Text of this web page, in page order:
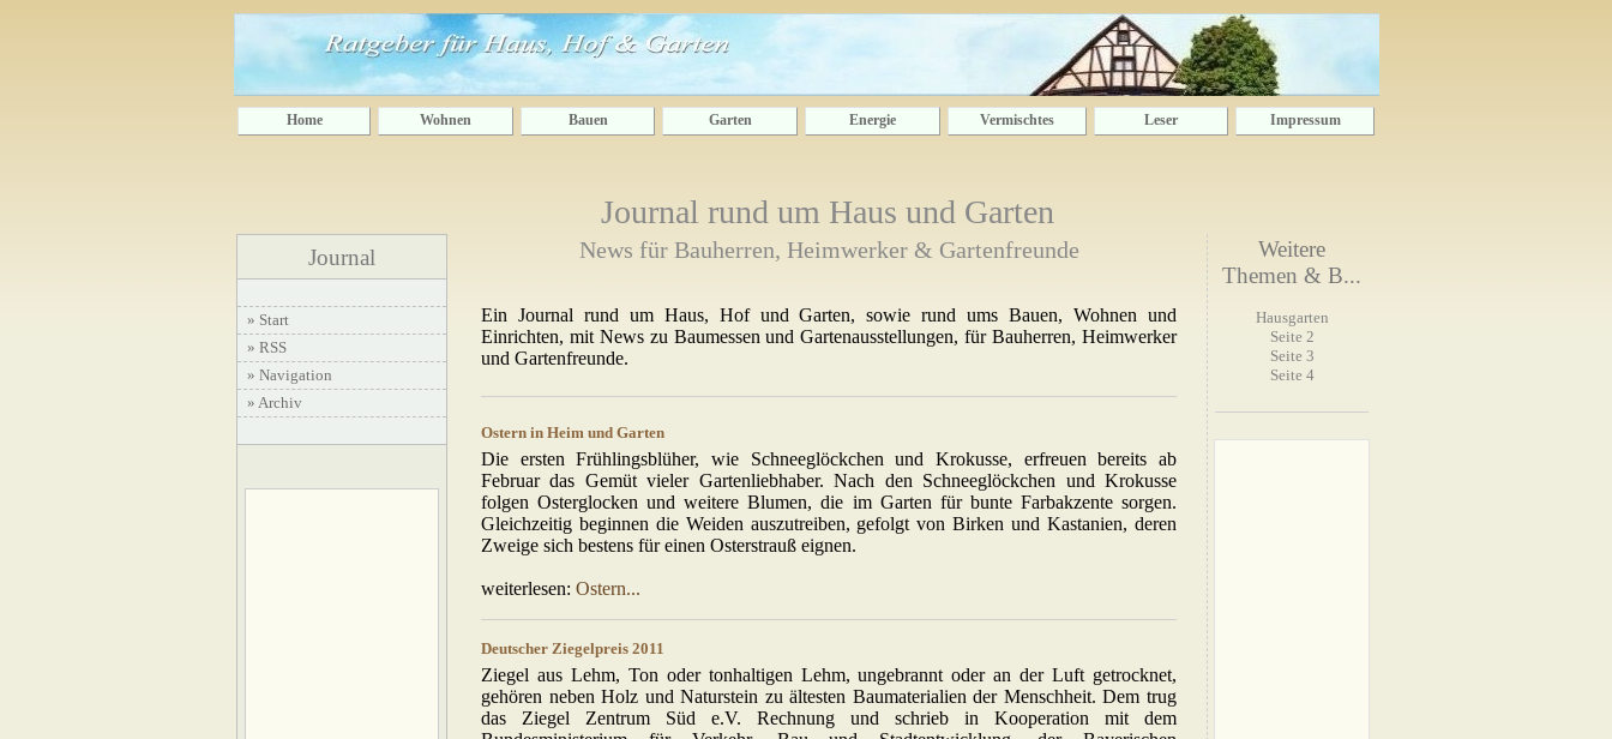
Home Wohnen Bauen Garten Energie Vermischtes Leser Impressum
Journal rund um Haus und Garten
Journal
» Start
» RSS
» Navigation
» Archiv
News für Bauherren, Heimwerker & Gartenfreunde
Ein Journal rund um Haus, Hof und Garten, sowie rund ums Bauen, Wohnen und
Einrichten, mit News zu Baumessen und Gartenausstellungen, für Bauherren, Heimwerker
und Gartenfreunde.
Ostern in Heim und Garten
Die ersten Frühlingsblüher, wie Schneeglöckchen und Krokusse, erfreuen bereits ab
Februar das Gemüt vieler Gartenliebhaber. Nach den Schneeglöckchen und Krokusse
folgen Osterglocken und weitere Blumen, die im Garten für bunte Farbakzente sorgen.
Gleichzeitig beginnen die Weiden auszutreiben, gefolgt von Birken und Kastanien, deren
Zweige sich bestens für einen Osterstrauß eignen.
weiterlesen: Ostern...
Deutscher Ziegelpreis 2011
Ziegel aus Lehm, Ton oder tonhaltigen Lehm, ungebrannt oder an der Luft getrocknet,
gehören neben Holz und Naturstein zu ältesten Baumaterialien der Menschheit. Dem trug
das Ziegel Zentrum Süd e.V. Rechnung und schrieb in Kooperation mit dem
Weitere
Themen & B...
Hausgarten
Seite 2
Seite 3
Seite 4